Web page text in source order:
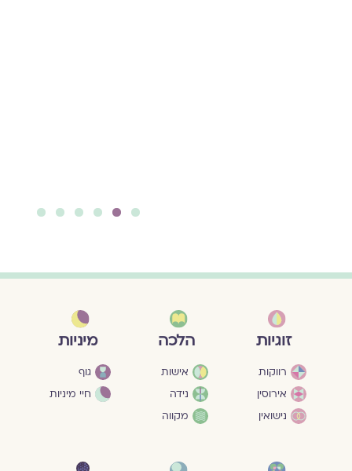
זוגיות
רווקות
אירוסין
נישואין
הלכה
אישות
נידה
מקווה
מיניות
גוף
חיי מיניות